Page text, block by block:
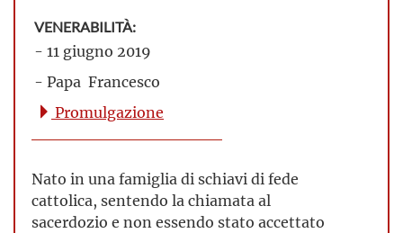
VENERABILITÀ:
- 11 giugno 2019
- Papa Francesco
Promulgazione
Nato in una famiglia di schiavi di fede
cattolica, sentendo la chiamata al
sacerdozio e non essendo stato accettato